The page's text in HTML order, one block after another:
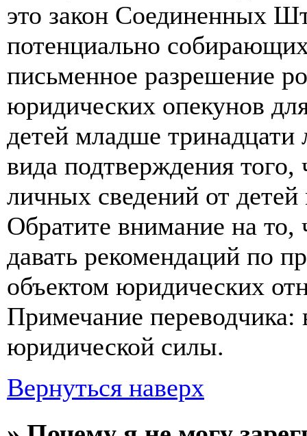
это закон Соединенных
потенциально
письменное разрешение
юридических опекунов
детей младше
вида подтверждения
личных сведений от
Обратите внимание на
давать рекомендаций по
объектом юридических
Примечание
юридической силы.
Вернуться наверх